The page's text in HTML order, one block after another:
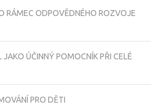
RÁMEC ODPOVĚDNÉHO ROZVOJE
ÚČINNÝ POMOCNÍK PŘI CELÉ
PRO DĚTI